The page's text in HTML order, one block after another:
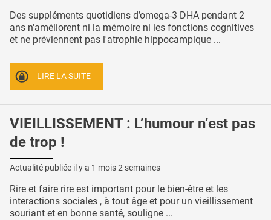
Des suppléments quotidiens d’omega-3 DHA pendant 2
ans n'améliorent ni la mémoire ni les fonctions cognitives
et ne préviennent pas l'atrophie hippocampique ...
LIRE LA SUITE
VIEILLISSEMENT : L’humour n’est pas
de trop !
Actualité publiée il y a 1 mois 2 semaines
Rire et faire rire est important pour le bien-être et les
interactions sociales , à tout âge et pour un vieillissement
souriant et en bonne santé, souligne ...